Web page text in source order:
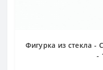
Фигурка из стекла -
-